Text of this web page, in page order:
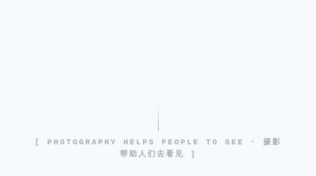
[ PHOTOGRAPHY HELPS PEOPLE TO SEE · 摄影
帮助人们去看见 ]